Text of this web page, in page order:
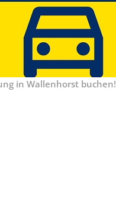
in Wallenhorst buchen!